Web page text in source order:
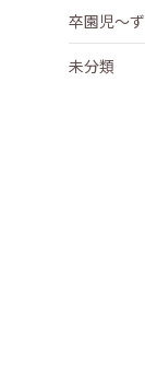
卒園児～ず
未分類